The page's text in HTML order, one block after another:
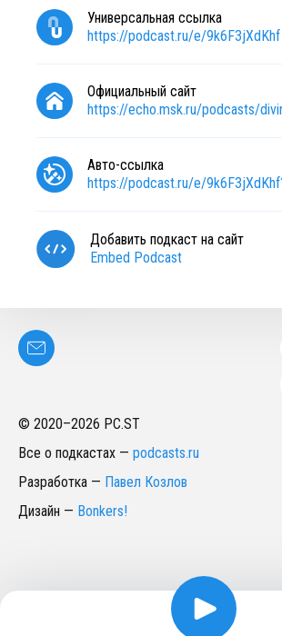
Универсальная ссылка
https://podcast.ru/e/9k6F3jXdKhf
Официальный сайт
https://echo.msk.ru/podcasts/
Авто-ссылка
https://podcast.ru/e/
Добавить подкаст на сайт
Embed Podcast
© 2020–2026 PC.ST
Все о подкастах — podcasts.ru
Разработка — Павел Козлов
Дизайн — Bonkers!